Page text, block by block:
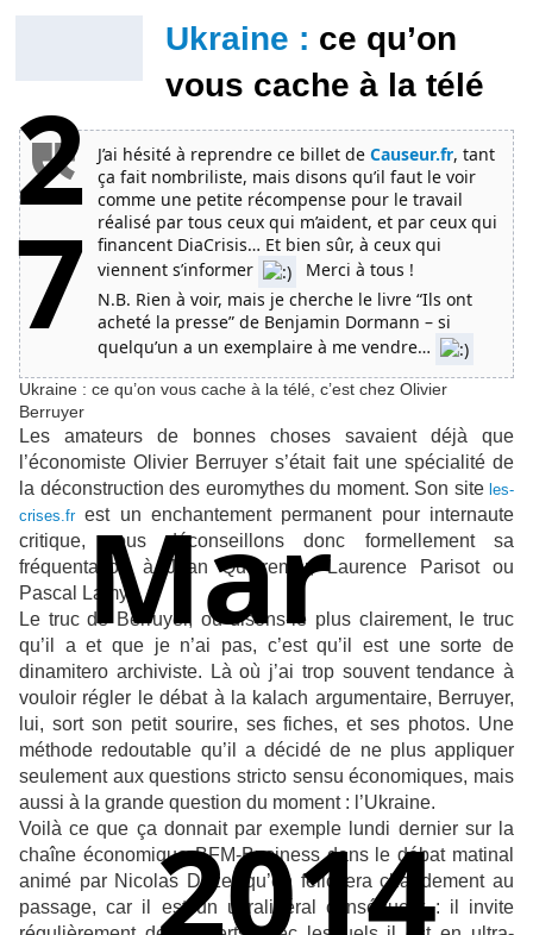
2
7
Mar
2014
Ukraine : ce qu’on
vous cache à la télé
J’ai hésité à reprendre ce billet de Causeur.fr, tant
ça fait nombriliste, mais disons qu’il faut le voir
comme une petite récompense pour le travail
réalisé par tous ceux qui m’aident, et par ceux qui
financent DiaCrisis… Et bien sûr, à ceux qui
viennent s’informer
Merci à tous !
N.B. Rien à voir, mais je cherche le livre “Ils ont
acheté la presse” de Benjamin Dormann – si
quelqu’un a un exemplaire à me vendre…
Ukraine : ce qu’on vous cache à la télé, c’est chez Olivier
Berruyer
Les amateurs de bonnes choses savaient déjà que
l’économiste Olivier Berruyer s’était fait une spécialité de
la déconstruction des euromythes du moment. Son siteles-
crises.frest un enchantement permanent pour internaute
critique, nous déconseillons donc formellement sa
fréquentation à Jean Quatremer, Laurence Parisot ou
Pascal Lamy.
Le truc de Berruyer, ou disons-le plus clairement, le truc
qu’il a et que je n’ai pas, c’est qu’il est une sorte de
dinamitero archiviste. Là où j’ai trop souvent tendance à
vouloir régler le débat à la kalach argumentaire, Berruyer,
lui, sort son petit sourire, ses fiches, et ses photos. Une
méthode redoutable qu’il a décidé de ne plus appliquer
seulement aux questions stricto sensu économiques, mais
aussi à la grande question du moment : l’Ukraine.
Voilà ce que ça donnait par exemple lundi dernier sur la
chaîne économique BFM-Business dans le débat matinal
animé par Nicolas Doze, qu’on félicitera chaudement au
passage, car il est un ultralibéral conséquent : il invite